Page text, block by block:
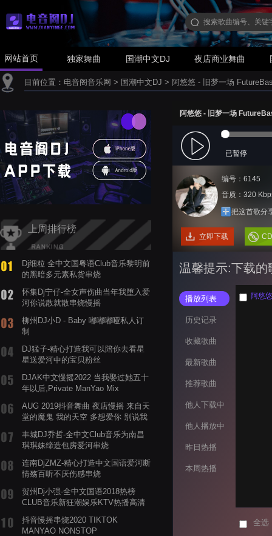
网站首页 独家舞曲 国潮中文DJ 夜店商业舞曲
目前位置： 电音阁音乐网 > 国潮中文DJ > 阿悠悠 - 旧梦一场
上周排行榜
Dj细粒 全中文国粤语Club音乐黎明前
的黑暗多元素私货串烧
怀集Dj宁仔-全女声伤曲当年我堕入爱
河你说散就散串烧慢摇
柳州DJ小D - Baby 嘟嘟嘟哑私人订
制
DJ猛子-精心打造我可以陪你去看星
星送爱河中的宝贝粉丝
DJAK中文慢摇2022 当我娶过她五十
年以后,Private ManYao Mix
AUG 2019抖音舞曲 夜店慢摇 来自天
堂的魔鬼 我的天空 多想爱你 别说我
丰城DJ乔哲-全中文Club音乐为南昌
琪琪妹缔造包房爱河串烧
连南DjZMZ-精心打造中文国语爱河断
情殇百听不厌伤感串烧
贺州Dj小强-全中文国语2018热榜
CLUB音乐新狂潮娱乐KTV热播高清
抖音慢摇串烧2020 TIKTOK
MANYAO NONSTOP
阿悠悠 - 旧梦一场
已暂停
编号：6145
音质：320
把这首歌分
立即下载
温馨提示:下载的
播放列表
历史记录
收藏歌曲
最新歌曲
推荐歌曲
他人下载中
他人播放中
昨日热播
本周热播
阿悠
全选